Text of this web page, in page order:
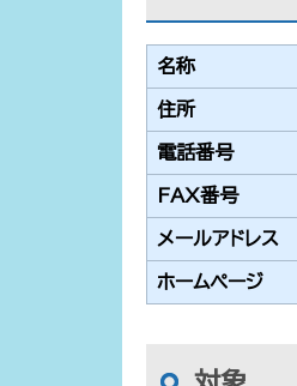
名称
住所
電話番号
FAX番号
メールアドレス
ホームページ